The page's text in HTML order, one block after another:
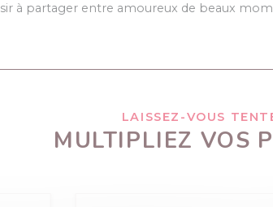
à partager entre amoureux de beaux
LAISSEZ-VOUS
MULTIPLIEZ VOS